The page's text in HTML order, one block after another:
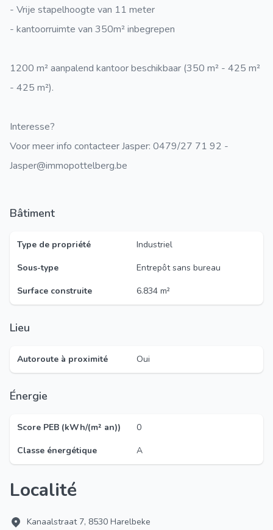
- Vrije stapelhoogte van 11 meter
- kantoorruimte van 350m² inbegrepen
1200 m² aanpalend kantoor beschikbaar (350 m² - 425 m²
- 425 m²).
Interesse?
Voor meer info contacteer Jasper: 0479/27 71 92 -
Jasper@immopottelberg.be
Bâtiment
Type de propriété
Industriel
Sous-type
Entrepôt sans bureau
Surface construite
6.834 m²
Lieu
Autoroute à proximité Oui
Énergie
Score PEB (kWh/(m² an))
0
Classe énergétique
A
Localité
Kanaalstraat 7, 8530 Harelbeke